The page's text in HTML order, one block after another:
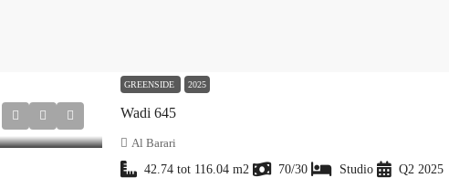
GREENSIDE 2025
Wadi 645
Al Barari
42.74 tot 116.04 m2 70/30 Studio Q2 2025